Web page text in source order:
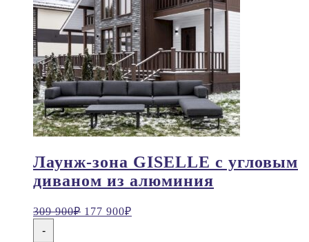
Лаунж-зона GISELLE с угловым
диваном из алюминия
309 900₽ 177 900₽
-